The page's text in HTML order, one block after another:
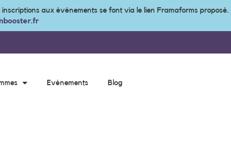
aux événements se font via le lien Framaforms proposé.
Evénements Blog